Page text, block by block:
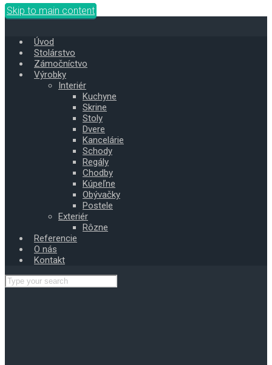
Skip to main content
Úvod
Stolárstvo
Zámočníctvo
Výrobky
Interiér
Kuchyne
Skrine
Stoly
Dvere
Kancelárie
Schody
Regály
Chodby
Kúpeľne
Obývačky
Postele
Exteriér
Rôzne
Referencie
O nás
Kontakt